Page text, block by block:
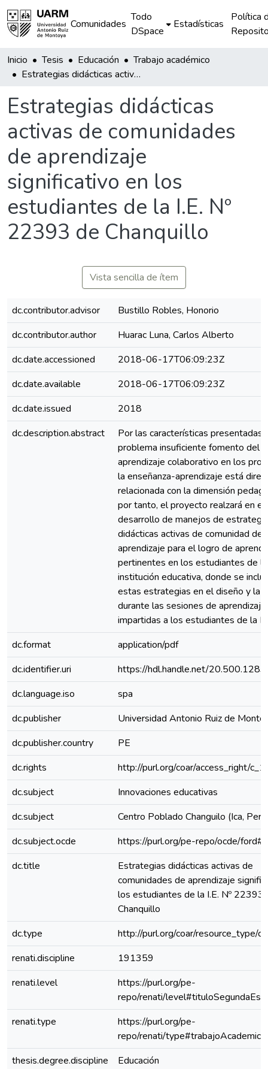
Comunidades
Todo
DSpace
Estadísticas
Política
Inicio Tesis Educación
Trabajo académico
Estrategias didácticas activas de comunidades de aprendizaje significativo en los estudiantes de la I.E. Nº 22393 de Chanquillo
Estrategias didácticas
activas de comunidades
de aprendizaje
significativo en los
estudiantes de la I.E. Nº
22393 de Chanquillo
Vista sencilla de ítem
dc.contributor.advisor
Bustillo Robles, Honorio
dc.contributor.author
Huarac Luna, Carlos Alberto
dc.date.accessioned
2018-06-17T06:09:23Z
dc.date.available
2018-06-17T06:09:23Z
dc.date.issued
2018
dc.description.abstract
Por las características presentadas
problema insuficiente fomento del
aprendizaje colaborativo en los
la enseñanza-aprendizaje está
relacionada con la dimensión
por tanto, el proyecto realzará en el
desarrollo de manejos de
didácticas activas de comunidad de
aprendizaje para el logro de
pertinentes en los estudiantes de la
institución educativa, donde se
estas estrategias en el diseño y la
durante las sesiones de aprendizaje
impartidas a los estudiantes de la
dc.format
application/pdf
dc.identifier.uri
https://hdl.handle.net/
dc.language.iso
spa
dc.publisher
Universidad Antonio Ruiz de
dc.publisher.country
PE
dc.rights
http://purl.org/coar/access_right/
dc.subject
Innovaciones educativas
dc.subject
Centro Poblado Changuilo (Ica,
dc.subject.ocde
https://purl.org/pe-repo/ocde/
dc.title
Estrategias didácticas activas de
comunidades de aprendizaje
los estudiantes de la I.E. Nº 22393
Chanquillo
dc.type
http://purl.org/coar/resource_type/
renati.discipline
191359
renati.level
https://purl.org/pe-
repo/renati/
renati.type
https://purl.org/pe-
repo/renati/type#trabajoAcademico
thesis.degree.discipline
Educación